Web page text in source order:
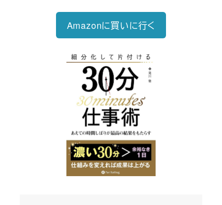
Amazonに買いに行く